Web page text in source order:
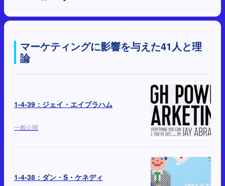
マーケティングに影響を与えた41人と理
論
1-4-39：ジェイ・エイブラハム
一般公開
1-4-38：ダン・S・ケネディ